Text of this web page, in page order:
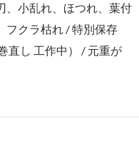
、小乱れ、ほつれ、葉付
フクラ枯れ / 特別保存
直し 工作中） / 元重が